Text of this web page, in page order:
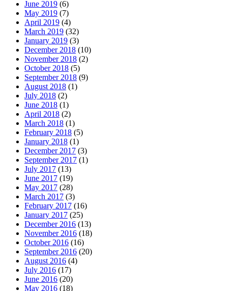
June 2019 (6)
May 2019 (7)
April 2019 (4)
March 2019 (32)
January 2019 (3)
December 2018 (10)
November 2018 (2)
October 2018 (5)
September 2018 (9)
August 2018 (1)
July 2018 (2)
June 2018 (1)
April 2018 (2)
March 2018 (1)
February 2018 (5)
January 2018 (1)
December 2017 (3)
September 2017 (1)
July 2017 (13)
June 2017 (19)
May 2017 (28)
March 2017 (3)
February 2017 (16)
January 2017 (25)
December 2016 (13)
November 2016 (18)
October 2016 (16)
September 2016 (20)
August 2016 (4)
July 2016 (17)
June 2016 (20)
May 2016 (18)